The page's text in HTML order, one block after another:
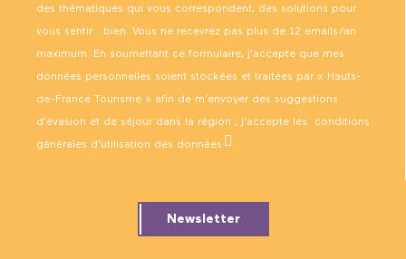
des thématiques qui vous correspondent, des solutions pour
vous sentir… bien. Vous ne recevrez pas plus de 12 emails/an
maximum. En soumettant ce formulaire, j’accepte que mes
données personnelles soient stockées et traitées par « Hauts-
de-France Tourisme » afin de m’envoyer des suggestions
d’évasion et de séjour dans la région ; j’accepte les conditions
générales d’utilisation des données .
Newsletter